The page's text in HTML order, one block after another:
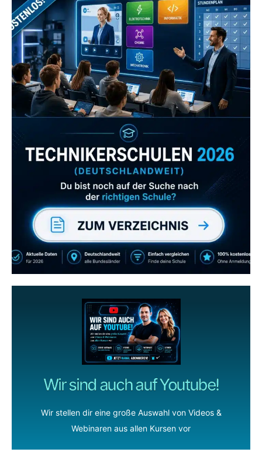
Zum Verzeichnis
Wir sind auch auf Youtube!
Wir stellen dir eine große Auswahl von Videos &
Webinaren aus allen Kursen vor
Abonniere uns auch
gerne
wenn dir unsere Videos gefallen!
ZUM YOUTUBE KANAL